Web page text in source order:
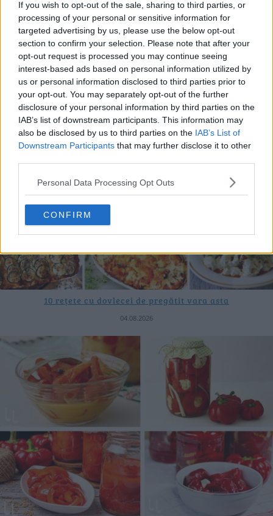
If you wish to opt-out of the sale, sharing to third parties, or
processing of your personal or sensitive information for
targeted advertising by us, please use the below opt-out
section to confirm your selection. Please note that after your
opt-out request is processed you may continue seeing
interest-based ads based on personal information utilized by
us or personal information disclosed to third parties prior to
your opt-out. You may separately opt-out of the further
disclosure of your personal information by third parties on the
IAB’s list of downstream participants. This information may
also be disclosed by us to third parties on the IAB’s List of
Downstream Participants that may further disclose it to other
Personal Data Processing Opt Outs
CONFIRM
20 de rețete de salate de vară fără prelucrare termică
06.08.2026
10 rețete cu dovlecei de pregătit vara asta
04.08.2026